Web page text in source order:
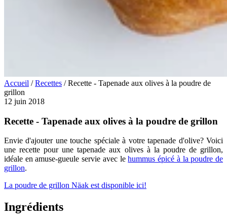
Accueil / Recettes / Recette - Tapenade aux olives à la poudre de
grillon
12 juin 2018
Recette - Tapenade aux olives à la poudre de grillon
Envie d'ajouter une touche spéciale à votre tapenade d'olive? Voici
une recette pour une tapenade aux olives à la poudre de grillon,
idéale en amuse-gueule servie avec lehummus épicé à la poudre de
grillon.
La poudre de grillon Näak est disponible ici!
Ingrédients